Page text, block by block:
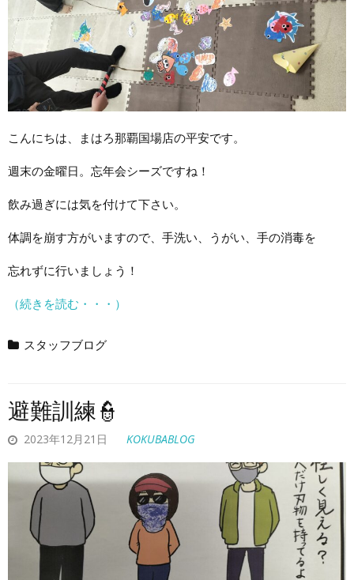
こんにちは、まはろ那覇国場店の平安です。
週末の金曜日。忘年会シーズですね！
飲み過ぎには気を付けて下さい。
体調を崩す方がいますので、手洗い、うがい、手の消毒を
忘れずに行いましょう！
（続きを読む・・・）
スタッフブログ
避難訓練👮
2023年12月21日 KOKUBABLOG